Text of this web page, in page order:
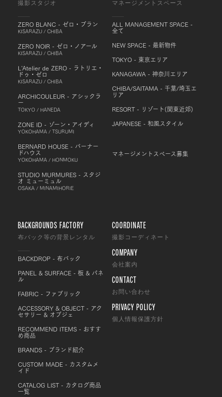
撮影スタジオ
ZERO BLANC - ゼロ・ブラン
KISARAZU / CHIBA
ZERO NOIR - ゼロ・ノアール
KISARAZU / CHIBA
L'Atelier de ZERO - ラトリエ・
ドゥ・ゼロ
KISARAZU / CHIBA
ARCHICOULEUR - アシックラ
ー
TOKYO / HANEDA
ZONE ID - ゾーン・アイディ
YOKOHAMA / TSURUMI
BERNARD HOUSE - バーナー
ドハウス
YOKOHAMA / HONMOKU
STUDIO MURMURES - スタジ
オ ミューミュル
OSAKA / MINAMIHORIE
マネージメントスペース
ALL MANAGEMENT SPACE -
全て
NEW SPACE - 最新物件
TOKYO - 東京エリア
KANAGAWA - 神奈川エリア
CHIBA/SAITAMA - 千葉/埼玉エ
リア
RESORT - リゾート(関東近郊)
JAPANESE - 和風スタイル
マネージメントスペース募集
BACKGROUNDS FACTORY
布バック等の背景レンタル
BACKDROP - 布バック
PANEL & SURFACE - 板 & パネ
ル
FABRIC - ファブリック
ACCESSORY & OBJECT - アク
セサリー & オブジェ
RECOMMEND ITEMS - おすす
め商品
BRANDS - ブランド紹介
CUSTOM MADE - カスタムメ
イド
CATALOG LIST - カタログ商品
一覧
COORDINATE
撮影コーディネート
COMPANY
会社案内
CONTACT
お問い合わせ
PRIVACY POLICY
個人情報保護方針